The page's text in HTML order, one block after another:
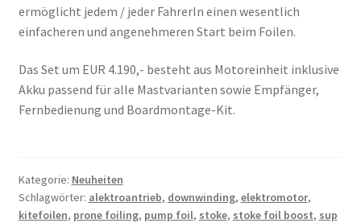
ermöglicht jedem / jeder FahrerIn einen wesentlich
einfacheren und angenehmeren Start beim Foilen.
Das Set um EUR 4.190,- besteht aus Motoreinheit inklusive
Akku passend für alle Mastvarianten sowie Empfänger,
Fernbedienung und Boardmontage-Kit.
Kategorie: Neuheiten
Schlagwörter: alektroantrieb, downwinding, elektromotor,
kitefoilen, prone foiling, pump foil, stoke, stoke foil boost, sup